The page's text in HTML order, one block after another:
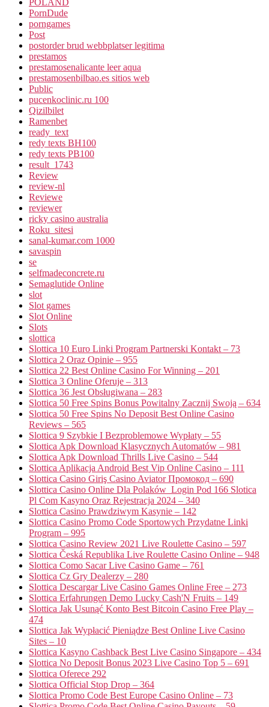
PornDude
porngames
Post
postorder brud webbplatser legitima
prestamos
prestamosenalicante leer aqua
prestamosenbilbao.es sitios web
Public
pucenkoclinic.ru 100
Qizilbilet
Ramenbet
ready_text
redy texts BH100
redy texts PB100
result_1743
Review
review-nl
Reviewe
reviewer
ricky casino australia
Roku_sitesi
sanal-kumar.com 1000
savaspin
se
selfmadeconcrete.ru
Semaglutide Online
slot
Slot games
Slot Online
Slots
slottica
Slottica 10 Euro Linki Program Partnerski Kontakt – 73
Slottica 2 Oraz Opinie – 955
Slottica 22 Best Online Casino For Winning – 201
Slottica 3 Online Oferuje – 313
Slottica 36 Jest Obsługiwana – 283
Slottica 50 Free Spins Bonus Powitalny Zacznij Swoją – 634
Slottica 50 Free Spins No Deposit Best Online Casino
Reviews – 565
Slottica 9 Szybkie I Bezproblemowe Wypłaty – 55
Slottica Apk Download Klasycznych Automatów – 981
Slottica Apk Download Thrills Live Casino – 544
Slottica Aplikacja Android Best Vip Online Casino – 111
Slottica Casino Giriş Casino Aviator Промокод – 690
Slottica Casino Online Dla Polaków ️ Login Pod 166 Slotica
Pl Com Kasyno Oraz Rejestracja 2024 – 340
Slottica Casino Prawdziwym Kasynie – 142
Slottica Casino Promo Code Sportowych Przydatne Linki
Program – 995
Slottica Casino Review 2021 Live Roulette Casino – 597
Slottica Česká Republika Live Roulette Casino Online – 948
Slottica Como Sacar Live Casino Game – 761
Slottica Cz Gry Dealerzy – 280
Slottica Descargar Live Casino Games Online Free – 273
Slottica Erfahrungen Demo Lucky Cash'N Fruits – 149
Slottica Jak Usunąć Konto Best Bitcoin Casino Free Play –
474
Slottica Jak Wypłacić Pieniądze Best Online Live Casino
Sites – 10
Slottica Kasyno Cashback Best Live Casino Singapore – 434
Slottica No Deposit Bonus 2023 Live Casino Top 5 – 691
Slottica Oferece 292
Slottica Official Stop Drop – 364
Slottica Promo Code Best Europe Casino Online – 73